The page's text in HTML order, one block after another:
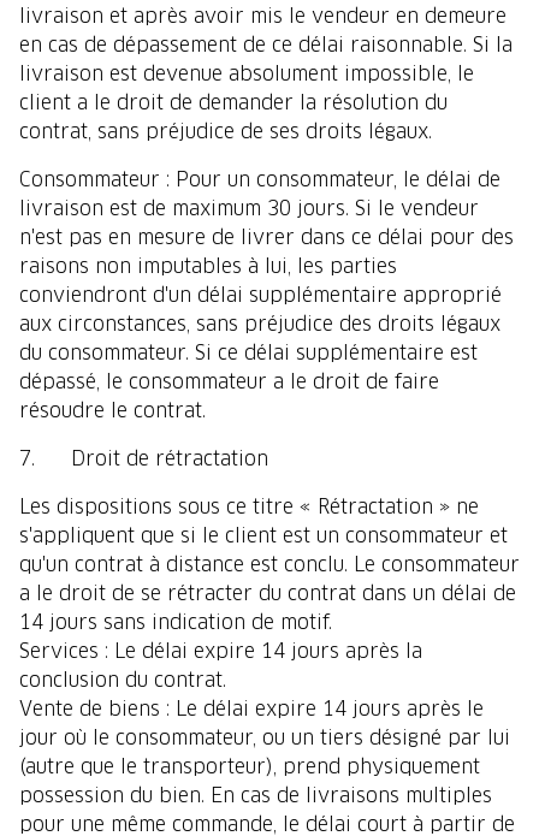
livraison et après avoir mis le vendeur en demeure
en cas de dépassement de ce délai raisonnable. Si la
livraison est devenue absolument impossible, le
client a le droit de demander la résolution du
contrat, sans préjudice de ses droits légaux.
Consommateur : Pour un consommateur, le délai de
livraison est de maximum 30 jours. Si le vendeur
n'est pas en mesure de livrer dans ce délai pour des
raisons non imputables à lui, les parties
conviendront d'un délai supplémentaire approprié
aux circonstances, sans préjudice des droits légaux
du consommateur. Si ce délai supplémentaire est
dépassé, le consommateur a le droit de faire
résoudre le contrat.
7. Droit de rétractation
Les dispositions sous ce titre « Rétractation » ne
s'appliquent que si le client est un consommateur et
qu'un contrat à distance est conclu. Le consommateur
a le droit de se rétracter du contrat dans un délai de
14 jours sans indication de motif.
Services : Le délai expire 14 jours après la
conclusion du contrat.
Vente de biens : Le délai expire 14 jours après le
jour où le consommateur, ou un tiers désigné par lui
(autre que le transporteur), prend physiquement
possession du bien. En cas de livraisons multiples
pour une même commande, le délai court à partir de